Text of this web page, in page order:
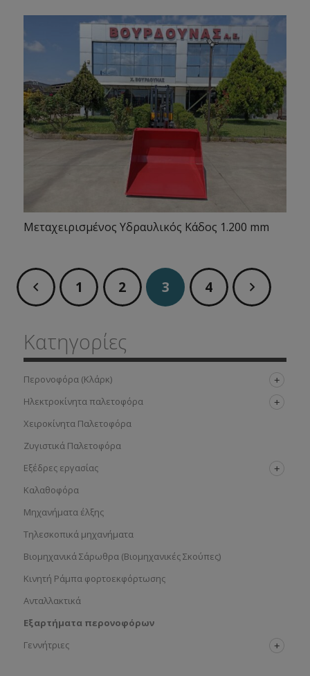
Κατηγορίες
Περονοφόρα (Κλάρκ)
Ηλεκτροκίνητα παλετοφόρα
Χειροκίνητα Παλετοφόρα
Ζυγιστικά Παλετοφόρα
Εξέδρες εργασίας
Καλαθοφόρα
Μηχανήματα έλξης
Τηλεσκοπικά μηχανήματα
Βιομηχανικά Σάρωθρα (Βιομηχανικές Σκούπες)
Κινητή Ράμπα φορτοεκφόρτωσης
Ανταλλακτικά
Εξαρτήματα περονοφόρων
Γεννήτριες
Μεταχειρισμένος Υδραυλικός Κάδος 1.200 mm
1 2 3 4